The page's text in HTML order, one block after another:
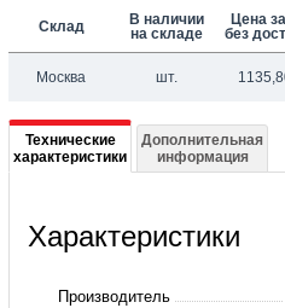
Склад
В наличии
на складе
Цена
без
Москва шт.
Подробная
информация
Обратный
Технические
характеристики
Дополнительная
информация
Характеристики
Производитель